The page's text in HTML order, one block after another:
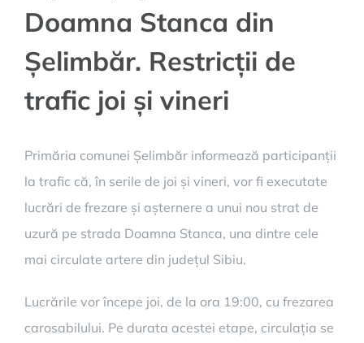
Doamna Stanca din
Șelimbăr. Restricții de
trafic joi și vineri
Primăria comunei Șelimbăr informează participanții
la trafic că, în serile de joi și vineri, vor fi executate
lucrări de frezare și așternere a unui nou strat de
uzură pe strada Doamna Stanca, una dintre cele
mai circulate artere din județul Sibiu.
Lucrările vor începe joi, de la ora 19:00, cu frezarea
carosabilului. Pe durata acestei etape, circulația se